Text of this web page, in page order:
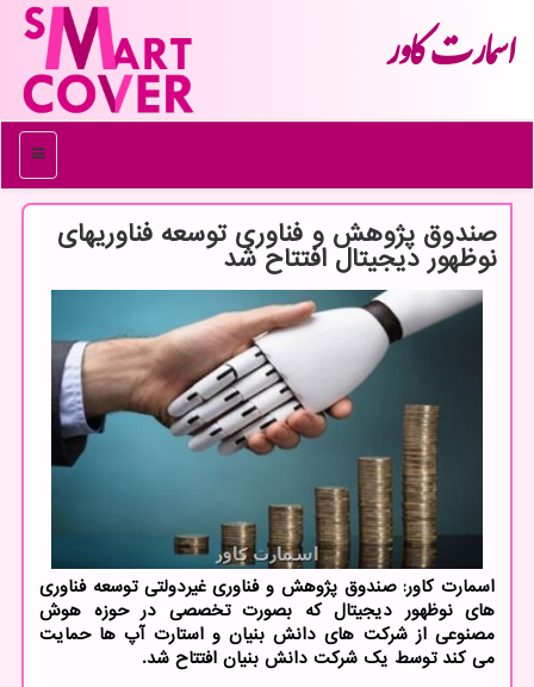
اسمارت كاور
منو
صندوق پژوهش و فناوری توسعه فناوریهای
نوظهور دیجیتال افتتاح شد
اسمارت کاور: صندوق پژوهش و فناوری غیردولتی توسعه فناوری
های نوظهور دیجیتال که بصورت تخصصی در حوزه هوش
مصنوعی از شرکت های دانش بنیان و استارت آپ ها حمایت
می کند توسط یک شرکت دانش بنیان افتتاح شد.